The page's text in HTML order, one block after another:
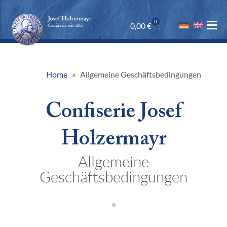
0,00€ 0
Home Allgemeine Geschäftsbedingungen
Confiserie Josef
Holzermayr
Allgemeine
Geschäftsbedingungen